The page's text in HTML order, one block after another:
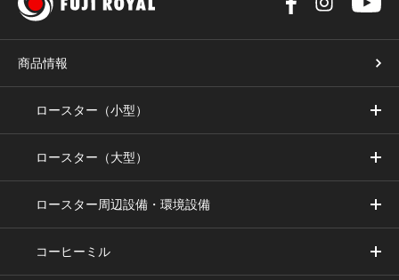
商品情報
ロースター（小型）
ロースター（大型）
ロースター周辺設備・環境設備
コーヒーミル